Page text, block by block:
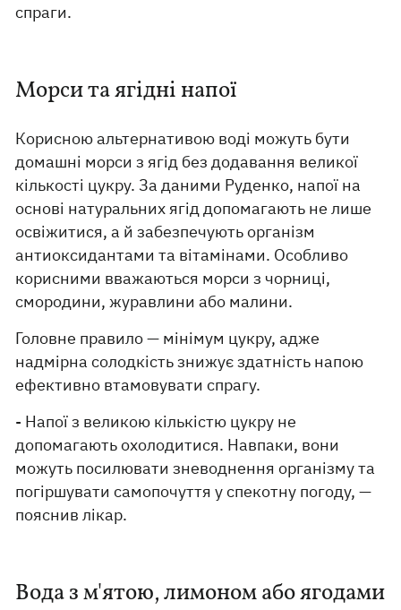
спраги.
Морси та ягідні напої
Корисною альтернативою воді можуть бути
домашні морси з ягід без додавання великої
кількості цукру. За даними Руденко, напої на
основі натуральних ягід допомагають не лише
освіжитися, а й забезпечують організм
антиоксидантами та вітамінами. Особливо
корисними вважаються морси з чорниці,
смородини, журавлини або малини.
Головне правило — мінімум цукру, адже
надмірна солодкість знижує здатність напою
ефективно втамовувати спрагу.
- Напої з великою кількістю цукру не
допомагають охолодитися. Навпаки, вони
можуть посилювати зневоднення організму та
погіршувати самопочуття у спекотну погоду, —
пояснив лікар.
Вода з м'ятою, лимоном або ягодами